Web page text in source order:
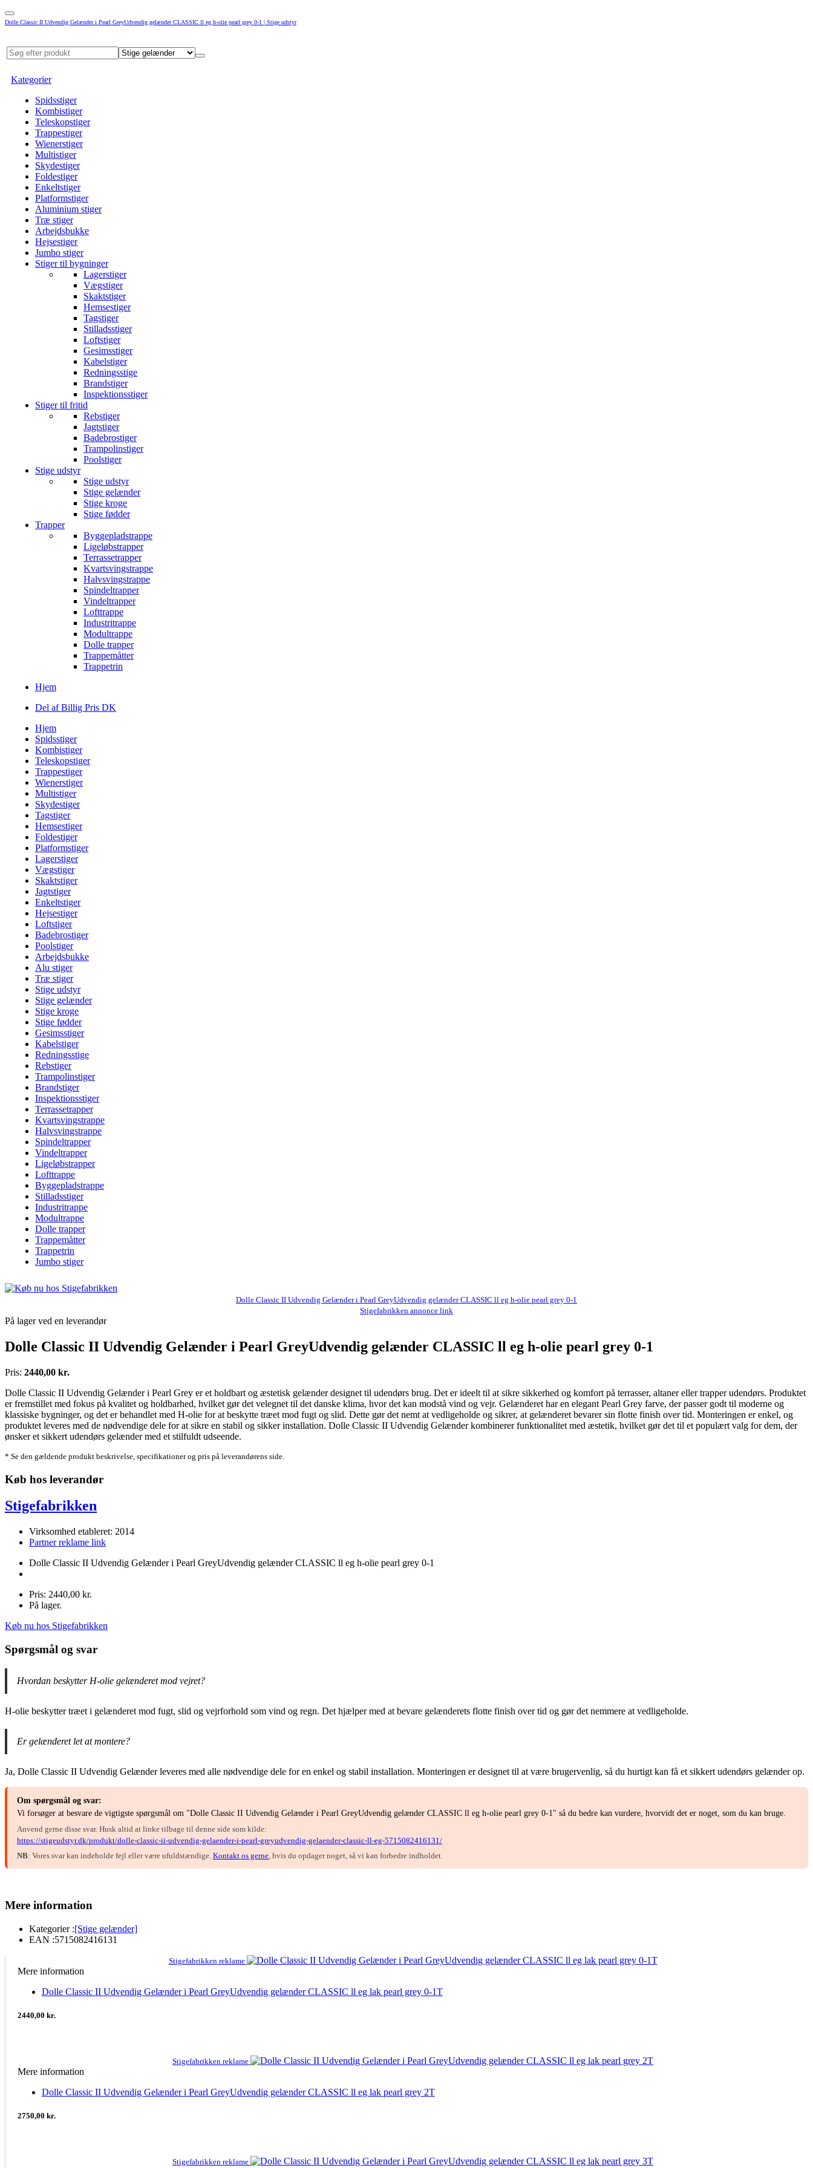
Dolle Classic II Udvendig Gelænder i Pearl GreyUdvendig gelænder CLASSIC ll eg h-olie pearl grey 0-1 | Stige udstyr
Kategorier
Spidsstiger
Kombistiger
Teleskopstiger
Trappestiger
Wienerstiger
Multistiger
Skydestiger
Foldestiger
Enkeltstiger
Platformstiger
Aluminium stiger
Træ stiger
Arbejdsbukke
Hejsestiger
Jumbo stiger
Stiger til bygninger
Lagerstiger
Vægstiger
Skaktstiger
Hemsestiger
Tagstiger
Stilladsstiger
Loftstiger
Gesimsstiger
Kabelstiger
Redningsstige
Brandstiger
Inspektionsstiger
Stiger til fritid
Rebstiger
Jagtstiger
Badebrostiger
Trampolinstiger
Poolstiger
Stige udstyr
Stige udstyr
Stige gelænder
Stige kroge
Stige fødder
Trapper
Byggepladstrappe
Ligeløbstrapper
Terrassetrapper
Kvartsvingstrappe
Halvsvingstrappe
Spindeltrapper
Vindeltrapper
Lofttrappe
Industritrappe
Modultrappe
Dolle trapper
Trappemåtter
Trappetrin
Hjem
Del af Billig Pris DK
Hjem
Spidsstiger
Kombistiger
Teleskopstiger
Trappestiger
Wienerstiger
Multistiger
Skydestiger
Tagstiger
Hemsestiger
Foldestiger
Platformstiger
Lagerstiger
Vægstiger
Skaktstiger
Jagtstiger
Enkeltstiger
Hejsestiger
Loftstiger
Badebrostiger
Poolstiger
Arbejdsbukke
Alu stiger
Træ stiger
Stige udstyr
Stige gelænder
Stige kroge
Stige fødder
Gesimsstiger
Kabelstiger
Redningsstige
Rebstiger
Trampolinstiger
Brandstiger
Inspektionsstiger
Terrassetrapper
Kvartsvingstrappe
Halvsvingstrappe
Spindeltrapper
Vindeltrapper
Ligeløbstrapper
Lofttrappe
Byggepladstrappe
Stilladsstiger
Industritrappe
Modultrappe
Dolle trapper
Trappemåtter
Trappetrin
Jumbo stiger
Dolle Classic II Udvendig Gelænder i Pearl GreyUdvendig gelænder CLASSIC ll eg h-olie pearl grey 0-1
Stigefabrikken annonce link
På lager ved en leverandør
Dolle Classic II Udvendig Gelænder i Pearl GreyUdvendig gelænder CLASSIC ll eg h-olie pearl grey 0-1
Pris: 2440,00 kr.
Dolle Classic II Udvendig Gelænder i Pearl Grey er et holdbart og æstetisk gelænder designet til udendørs brug. Det er ideelt til at sikre sikkerhed og komfort på terrasser, altaner eller trapper udendørs. Produktet
er fremstillet med fokus på kvalitet og holdbarhed, hvilket gør det velegnet til det danske klima, hvor det kan modstå vind og vejr. Gelænderet har en elegant Pearl Grey farve, der passer godt til moderne og
klassiske bygninger, og det er behandlet med H-olie for at beskytte træet mod fugt og slid. Dette gør det nemt at vedligeholde og sikrer, at gelænderet bevarer sin flotte finish over tid. Monteringen er enkel, og
produktet leveres med de nødvendige dele for at sikre en stabil og sikker installation. Dolle Classic II Udvendig Gelænder kombinerer funktionalitet med æstetik, hvilket gør det til et populært valg for dem, der
ønsker et sikkert udendørs gelænder med et stilfuldt udseende.
* Se den gældende produkt beskrivelse, specifikationer og pris på leverandørens side.
Køb hos leverandør
Stigefabrikken
Virksomhed etableret: 2014
Partner reklame link
Dolle Classic II Udvendig Gelænder i Pearl GreyUdvendig gelænder CLASSIC ll eg h-olie pearl grey 0-1
Pris: 2440,00 kr.
På lager.
Køb nu hos Stigefabrikken
Spørgsmål og svar
Hvordan beskytter H-olie gelænderet mod vejret?
H-olie beskytter træet i gelænderet mod fugt, slid og vejrforhold som vind og regn. Det hjælper med at bevare gelænderets flotte finish over tid og gør det nemmere at vedligeholde.
Er gelænderet let at montere?
Ja, Dolle Classic II Udvendig Gelænder leveres med alle nødvendige dele for en enkel og stabil installation. Monteringen er designet til at være brugervenlig, så du hurtigt kan få et sikkert udendørs gelænder op.
Om spørgsmål og svar:
Vi forsøger at besvare de vigtigste spørgsmål om "Dolle Classic II Udvendig Gelænder i Pearl GreyUdvendig gelænder CLASSIC ll eg h-olie pearl grey 0-1" så du bedre kan vurdere, hvorvidt det er noget, som du kan bruge.
Anvend gerne disse svar. Husk altid at linke tilbage til denne side som kilde:
https://stigeudstyr.dk/produkt/dolle-classic-ii-udvendig-gelaender-i-pearl-greyudvendig-gelaender-classic-ll-eg-5715082416131/
NB: Vores svar kan indeholde fejl eller være ufuldstændige. Kontakt os gerne, hvis du opdager noget, så vi kan forbedre indholdet.
Mere information
Kategorier :[Stige gelænder]
EAN :5715082416131
Stigefabrikken reklame
Mere information
Dolle Classic II Udvendig Gelænder i Pearl GreyUdvendig gelænder CLASSIC ll eg lak pearl grey 0-1T
2440,00 kr.
Stigefabrikken reklame
Mere information
Dolle Classic II Udvendig Gelænder i Pearl GreyUdvendig gelænder CLASSIC ll eg lak pearl grey 2T
2750,00 kr.
Stigefabrikken reklame